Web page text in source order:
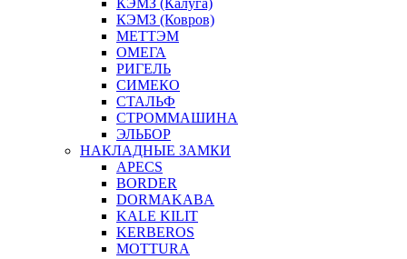
КЭМЗ (Ковров)
МЕТТЭМ
ОМЕГА
РИГЕЛЬ
СИМЕКО
СТАЛЬФ
СТРОММАШИНА
ЭЛЬБОР
НАКЛАДНЫЕ ЗАМКИ
APECS
BORDER
DORMAKABA
KALE KILIT
KERBEROS
MOTTURA